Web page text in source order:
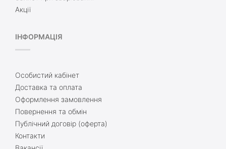
Акції
ІНФОРМАЦІЯ
Особистий кабінет
Доставка та оплата
Оформлення замовлення
Повернення та обмін
Публічний договір (оферта)
Контакти